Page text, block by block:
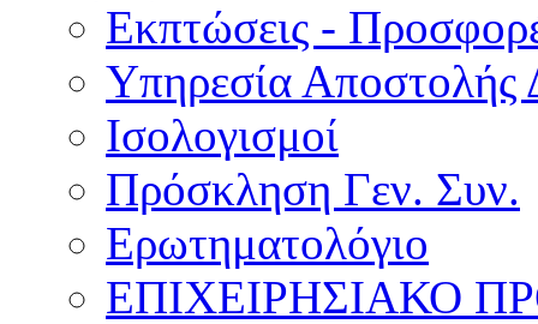
Εκπτώσεις -
Υπηρεσία Αποστολής
Ισολογισμοί
Πρόσκληση Γεν. Συν.
Ερωτηματολόγιο
ΕΠΙΧΕΙΡΗΣΙΑΚΟ